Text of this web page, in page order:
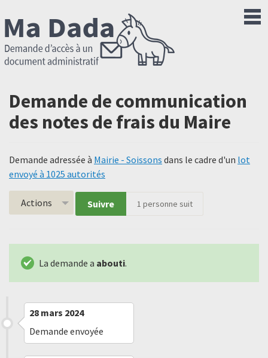
Demande de communication
des notes de frais du Maire
Demande adressée à Mairie - Soissons dans le cadre d'un lot
envoyé à 1025 autorités
Actions Suivre 1 personne suit
La demande a abouti.
28 mars 2024
Demande envoyée